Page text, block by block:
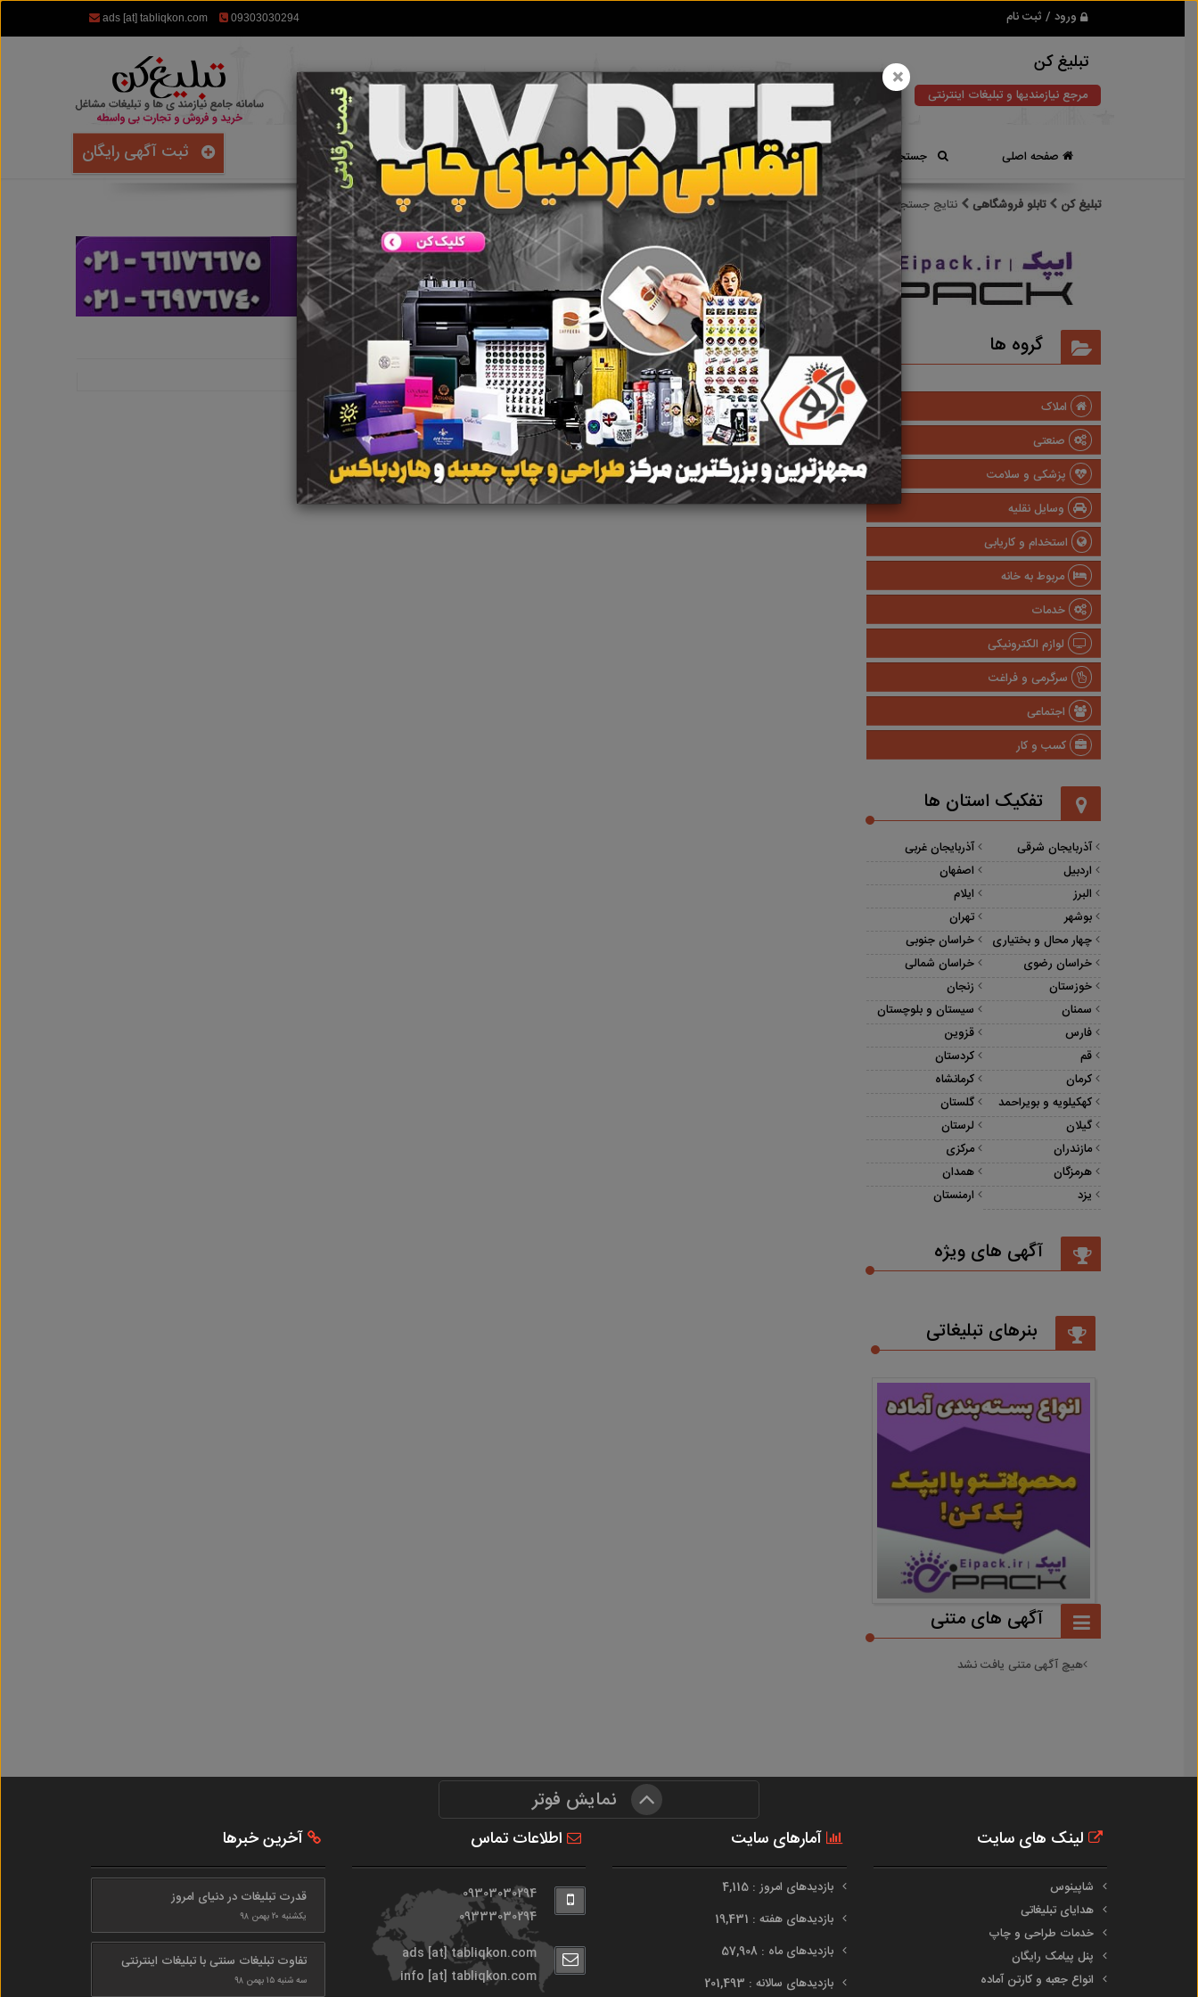
ورود / ثبت نام ads [at] tabliqkon.com 09303030294
تبلیغ کن
مرجع نیازمندیها و تبلیغات اینترنتی
صفحه اصلی جستجوی سریع تعرفه آگهی ها خبرهای سایت تماس با ما ثبت آگهی رایگان
تبلیغ کن تابلو فروشگاهی نتایج جستجو برای برچسبتابلو فروشگاهی
نتایج جستجو برای برچسبتابلو فروشگاهی گروه ها
املاک
صنعتی
پزشکی و سلامت
وسایل نقلیه
استخدام و کاریابی
مربوط به خانه
خدمات
لوازم الکترونیکی
سرگرمی و فراغت
اجتماعی
کسب و کار
تفکیک استان ها
آذربایجان شرقی
آذربایجان غربی
اردبیل
اصفهان
البرز
ایلام
بوشهر
تهران
چهار محال و بختیاری
خراسان جنوبی
خراسان رضوی
خراسان شمالی
خوزستان
زنجان
سمنان
سیستان و بلوچستان
فارس
قزوین
قم
کردستان
کرمان
کرمانشاه
کهکیلویه و بویراحمد
گلستان
گیلان
لرستان
مازندران
مرکزی
هرمزگان
همدان
یزد
ارمنستان
آگهی های ویژه
بنرهای تبلیغاتی
آگهی های متنی
هیچ آگهی متنی یافت نشد
نمایش فوتر
لینک های سایت
شاپینوس
هدایای تبلیغاتی
خدمات طراحی و چاپ
پنل پیامک رایگان
انواع جعبه و کارتن آماده
آمارهای سایت
بازدیدهای امروز : 4,115
بازدیدهای هفته : 19,431
بازدیدهای ماه : 57,908
بازدیدهای سالانه : 201,493
اطلاعات تماس
09303030294
09333030294
ads [at] tabliqkon.com
info [at] tabliqkon.com
آخرین خبرها
قدرت تبلیغات در دنیای امروز
یکشنبه ۲۰ بهمن ۹۸
تفاوت تبلیغات سنتی با تبلیغات اینترنتی
سه شنبه ۱۵ بهمن ۹۸
×